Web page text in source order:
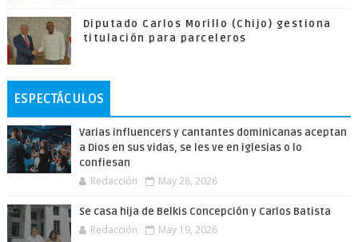
Diputado Carlos Morillo (Chijo) gestiona
titulación para parceleros
ESPECTÁCULOS
Varias influencers y cantantes dominicanas aceptan
a Dios en sus vidas, se les ve en iglesias o lo
confiesan
Redacción May 28, 2026
Se casa hija de Belkis Concepción y Carlos Batista
Redacción May 19, 2026